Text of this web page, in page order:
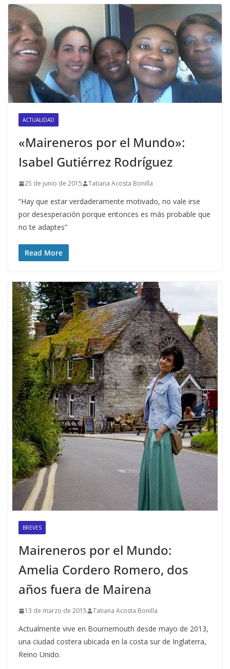
ACTUALIDAD
«Maireneros por el Mundo»:
Isabel Gutiérrez Rodríguez
25 de junio de 2015 Tatiana Acosta Bonilla
“Hay que estar verdaderamente motivado, no vale irse
por desesperación porque entonces es más probable que
no te adaptes”
Read More
BREVES
Maireneros por el Mundo:
Amelia Cordero Romero, dos
años fuera de Mairena
13 de marzo de 2015 Tatiana Acosta Bonilla
Actualmente vive en Bournemouth desde mayo de 2013,
una ciudad costera ubicada en la costa sur de Inglaterra,
Reino Unido.